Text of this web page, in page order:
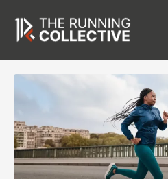
contenu